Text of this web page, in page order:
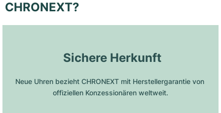
CHRONEXT?
Sichere Herkunft
Neue Uhren bezieht CHRONEXT mit Herstellergarantie von
offiziellen Konzessionären weltweit.